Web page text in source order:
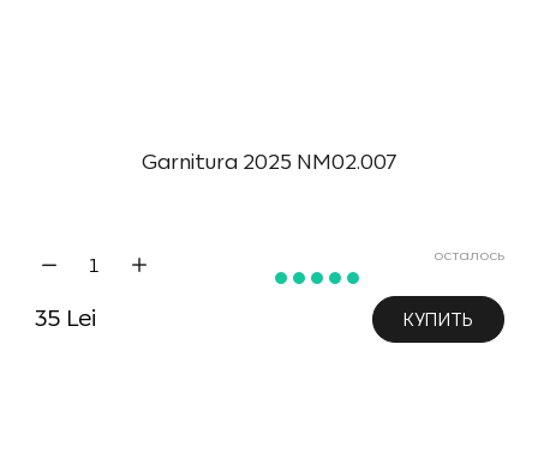
Garnitura 2025 NM02.007
осталось
35 Lei КУПИТЬ